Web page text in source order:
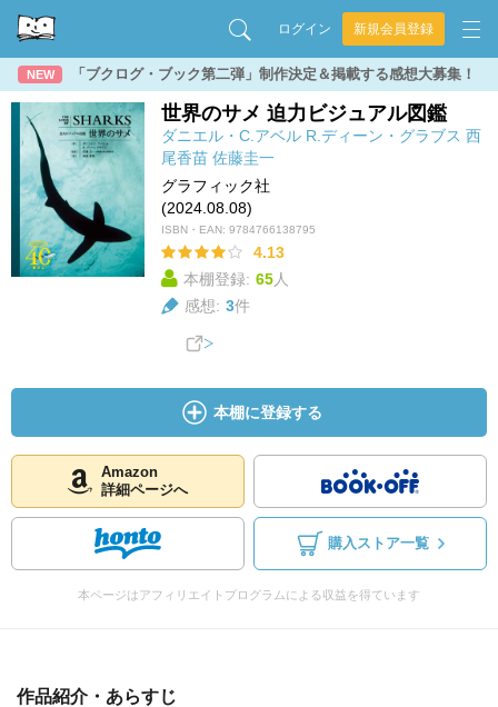
ログイン 新規会員登録
NEW 「ブクログ・ブック第二弾」制作決定＆掲載する感想大募集！
世界のサメ 迫力ビジュアル図鑑
ダニエル・C.アベル R.ディーン・グラブス 西
尾香苗 佐藤圭一
グラフィック社
(2024.08.08)
ISBN・EAN: 9784766138795
4.13
本棚登録: 65人
感想: 3件
本棚に登録する
Amazon
詳細ページへ
購入ストア一覧
本ページはアフィリエイトプログラムによる収益を得ています
作品紹介・あらすじ